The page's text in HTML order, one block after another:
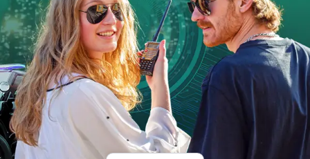
IT
NL
Boek tickets
Koop cadeaubonnen